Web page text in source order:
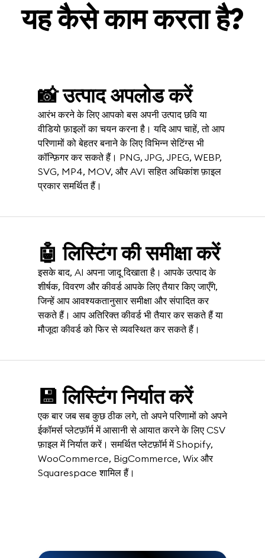
यह कैसे काम करता है?
📸 उत्पाद अपलोड करें
आरंभ करने के लिए आपको बस अपनी उत्पाद छवि या
वीडियो फ़ाइलों का चयन करना है। यदि आप चाहें, तो आप
परिणामों को बेहतर बनाने के लिए विभिन्न सेटिंग्स भी
कॉन्फ़िगर कर सकते हैं। PNG, JPG, JPEG, WEBP,
SVG, MP4, MOV, और AVI सहित अधिकांश फ़ाइल
प्रकार समर्थित हैं।
🤖 लिस्टिंग की समीक्षा करें
इसके बाद, AI अपना जादू दिखाता है। आपके उत्पाद के
शीर्षक, विवरण और कीवर्ड आपके लिए तैयार किए जाएँगे,
जिन्हें आप आवश्यकतानुसार समीक्षा और संपादित कर
सकते हैं। आप अतिरिक्त कीवर्ड भी तैयार कर सकते हैं या
मौजूदा कीवर्ड को फिर से व्यवस्थित कर सकते हैं।
💾 लिस्टिंग निर्यात करें
एक बार जब सब कुछ ठीक लगे, तो अपने परिणामों को अपने
ईकॉमर्स प्लेटफ़ॉर्म में आसानी से आयात करने के लिए CSV
फ़ाइल में निर्यात करें। समर्थित प्लेटफ़ॉर्म में Shopify,
WooCommerce, BigCommerce, Wix और
Squarespace शामिल हैं।